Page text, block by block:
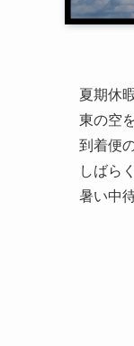
夏期休
東の空
到着便
しばら
暑い中